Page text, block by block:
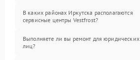
В каких районах Иркутска располагаются
сервисные центры Vestfrost?
Выполняете ли вы ремонт для юридических
лиц?